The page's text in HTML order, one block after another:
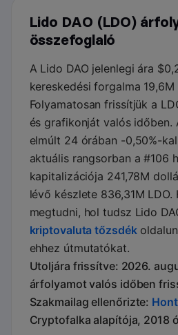
Lido DAO (LDO)
összefoglaló
A Lido DAO jelenlegi ára
kereskedési forgalma 19,6M
Folyamatosan frissítjük a
és grafikonját valós időben.
elmúlt 24 órában -0,50%-
aktuális rangsorban a #106
kapitalizációja 241,78M
lévő készlete 836,31M LDO.
megtudni, hol tudsz Lido
kriptovaluta tőzsdék
ehhez útmutatókat.
Utoljára frissítve: 2026.
árfolyamot valós időben
Szakmailag ellenőrizte:
Cryptofalka alapítója, 2018